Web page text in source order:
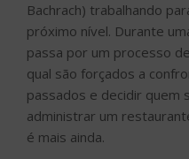
Bachrach) trabalhando
próximo nível. Durante
passa por um processo
qual são forçados a
passados e decidir quem
administrar um
é mais ainda.